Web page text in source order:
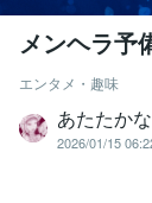
メンヘラ予
エンタメ・趣味
あたたか
2026/01/15